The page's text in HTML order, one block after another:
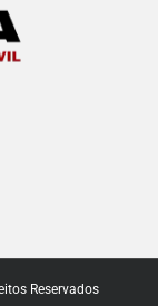
Reservados